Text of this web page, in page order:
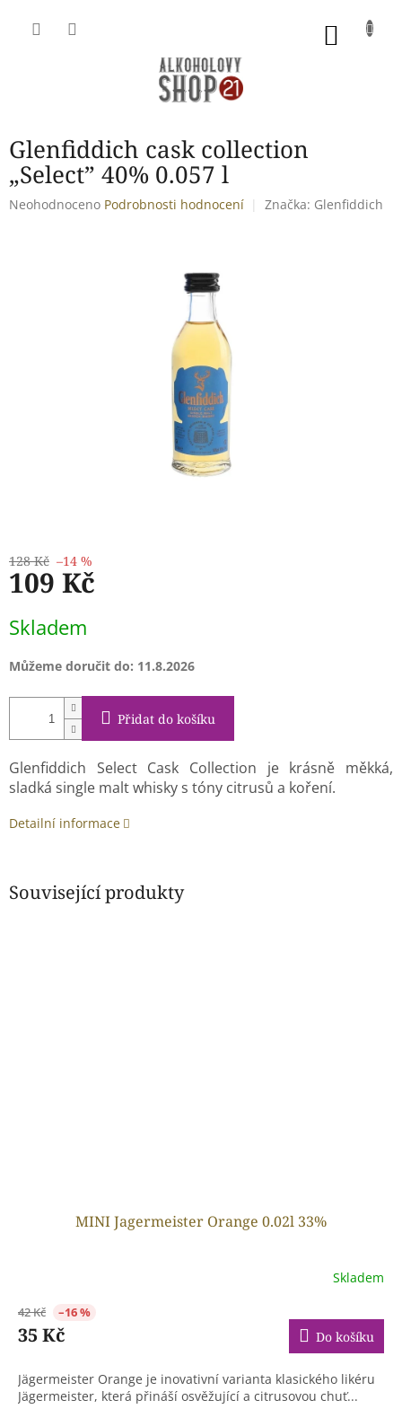
Glenfiddich cask collection
„Select” 40% 0.057 l
Průměrné
Neohodnoceno Podrobnosti hodnocení Značka: Glenfiddich
128 Kč –14 %
109 Kč
cena:
Skladem
Můžeme doručit do: 11.8.2026
Přidat do košíku
Glenfiddich Select Cask Collection je krásně měkká,
sladká single malt whisky s tóny citrusů a koření.
Detailní informace
Související produkty
MINI Jagermeister Orange 0.02l 33%
Skladem
42 Kč –16 %
35 Kč Do košíku
Jägermeister Orange je inovativní varianta klasického likéru
Jägermeister, která přináší osvěžující a citrusovou chuť...